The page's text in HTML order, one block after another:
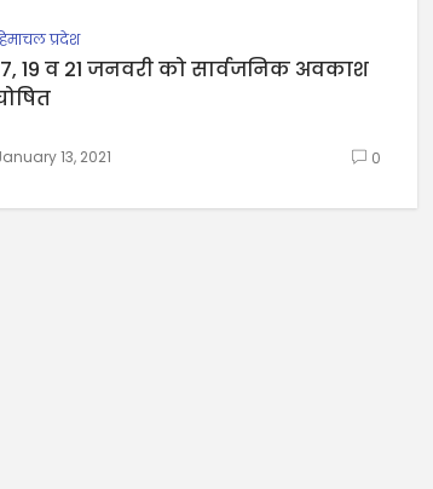
प्रदेश
19 व 21 जनवरी को सार्वजनिक अवकाश
13, 2021 0